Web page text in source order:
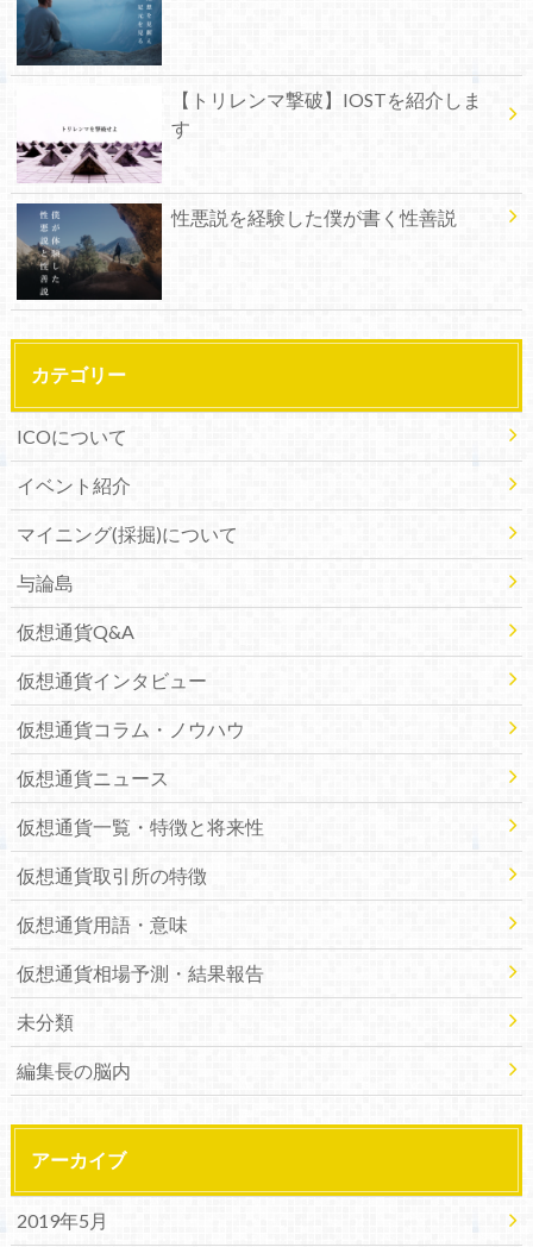
【トリレンマ撃破】IOSTを紹介しま
す
性悪説を経験した僕が書く性善説
カテゴリー
ICOについて
イベント紹介
マイニング(採掘)について
与論島
仮想通貨Q&A
仮想通貨インタビュー
仮想通貨コラム・ノウハウ
仮想通貨ニュース
仮想通貨一覧・特徴と将来性
仮想通貨取引所の特徴
仮想通貨用語・意味
仮想通貨相場予測・結果報告
未分類
編集長の脳内
アーカイブ
2019年5月